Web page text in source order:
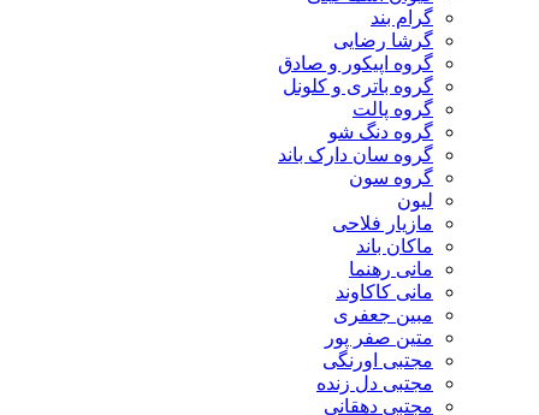
گرام بند
گرشا رضایی
گروه اپیکور و صادق
گروه باتری و کلونل
گروه پالت
گروه دنگ شو
گروه سان دارک باند
گروه سون
لیون
مازیار فلاحی
ماکان باند
مانی رهنما
مانی کاکاوند
مبین جعفری
متین صفر پور
مجتبی اورنگی
مجتبی دل زنده
مجتبی دهقانی